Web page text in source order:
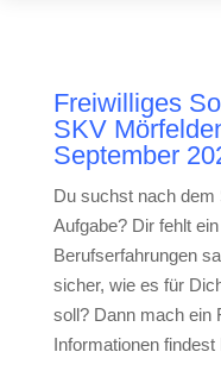
Freiwilliges
SKV
September
Du suchst nach
Aufgabe? Dir fehlt
Berufserfahrungen
sicher, wie es für
soll? Dann mach ein
Informationen findest